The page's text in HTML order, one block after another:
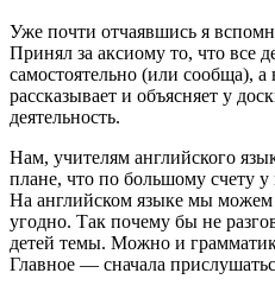
Уже почти отчаявшись я
Принял за аксиому то, что все
самостоятельно (или сообща), а
рассказывает и объясняет у
деятельность.
Нам, учителям английского
плане, что по большому счету у
На английском языке мы можем
угодно. Так почему бы не
детей темы. Можно и
Главное — сначала